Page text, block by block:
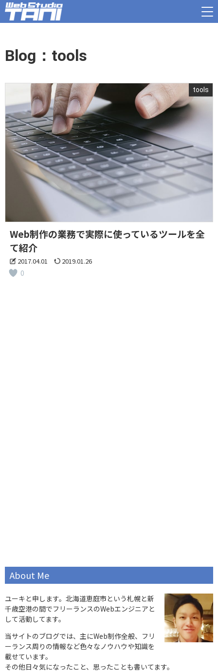
Blog：tools
tools
Web制作の業務で実際に使っているツールを全
て紹介
2017.04.01 2019.01.26
0
About Me
ユーキと申します。北海道恵庭市という札幌と新
千歳空港の間でフリーランスのWebエンジニアと
して活動してます。
当サイトのブログでは、主にWeb制作全般、フリ
ーランス周りの情報など色々なノウハウや知識を
載せています。
その他日々気になったこと、思ったことも書いてます。